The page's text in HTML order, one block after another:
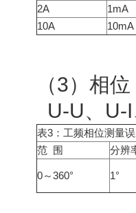
2A
1mA
10A
10mA
（3）相位
U-U、U-
表3：工频相位测量
范 围
分辨
0～360° 1°